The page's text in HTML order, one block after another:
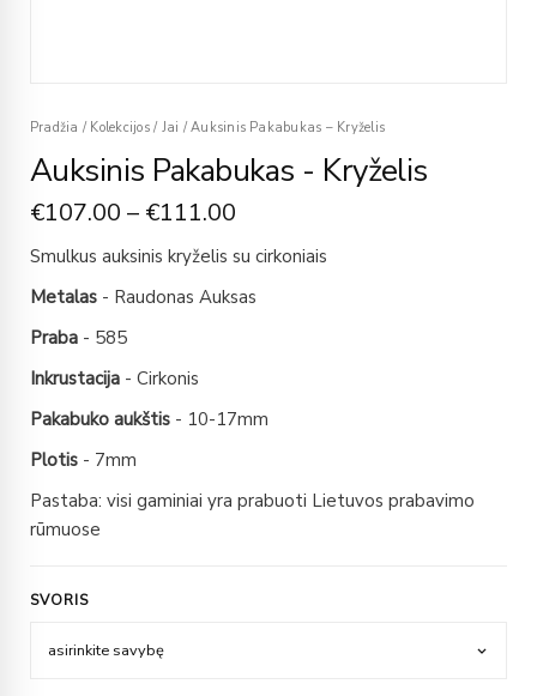
Pradžia / Kolekcijos / Jai /Auksinis Pakabukas – Kryželis
Auksinis Pakabukas - Kryželis
€107.00 – €111.00
Smulkus auksinis kryželis su cirkoniais
Metalas - Raudonas Auksas
Praba - 585
Inkrustacija - Cirkonis
Pakabuko aukštis - 10-17mm
Plotis - 7mm
Pastaba: visi gaminiai yra prabuoti Lietuvos prabavimo
rūmuose
SVORIS